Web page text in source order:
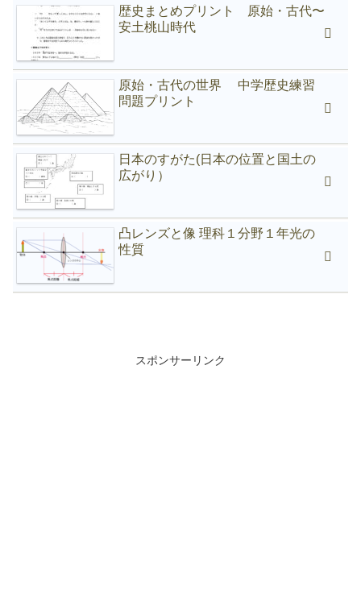
歴史まとめプリント 原始・古代〜
安土桃山時代
原始・古代の世界 中学歴史練習
問題プリント
日本のすがた(日本の位置と国土の
広がり）
凸レンズと像 理科１分野１年光の
性質
スポンサーリンク